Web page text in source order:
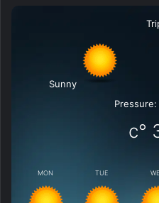
Sunny
Pressure:
°c
MON TUE